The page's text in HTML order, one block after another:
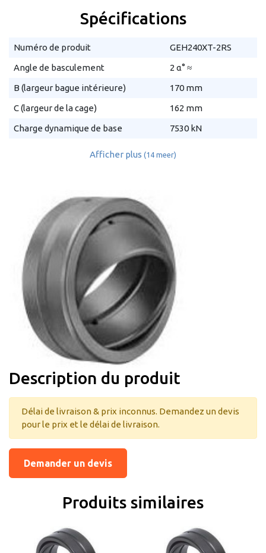
Spécifications
Numéro de produit
GEH240XT-2RS
Angle de basculement
2 α° ≈
B (largeur bague intérieure)
170 mm
C (largeur de la cage)
162 mm
Charge dynamique de base
7530 kN
Afficher plus (14 meer)
Description du produit
Délai de livraison & prix inconnus. Demandez un devis
pour le prix et le délai de livraison.
Demander un devis
Produits similaires